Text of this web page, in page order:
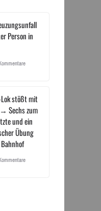
Person in
stößt mit
Sechs zum
und ein
Übung